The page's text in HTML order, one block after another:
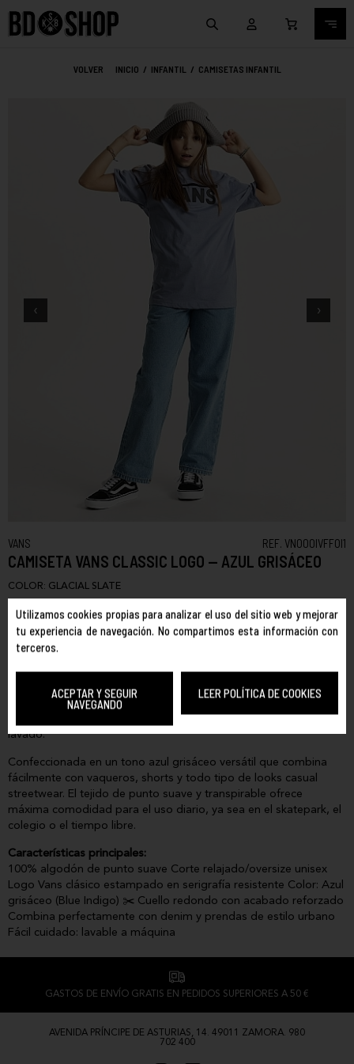
Utilizamos cookies propias para analizar el uso del sitio web y mejorar
tu experiencia de navegación. No compartimos esta información con
terceros.
ACEPTAR Y SEGUIR
NAVEGANDO
LEER POLÍTICA DE COOKIES
VOLVER INICIO / INFANTIL / CAMISETAS INFANTIL
‹ ›
CAMISETA VANS CLASSIC LOGO — AZUL GRISÁCEO
VANS REF. VN000IVFFOI1
COLOR: GLACIAL SLATE
M XL
Camiseta Vans Classic 100% algodón con el icónico logo 'VANS'
estampado en el pecho. Corte unisex de fit relajado (oversize),
ideal tanto para niño como para niña, con mangas cortas y
lavado.
Confeccionada en un tono azul grisáceo versátil que combina
fácilmente con vaqueros, shorts y todo tipo de looks casual
streetwear. El tejido de punto suave y transpirable ofrece
máxima comodidad para el uso diario, ya sea en el skatepark, el
colegio o el tiempo libre.
Características principales:
100% algodón de punto suave Corte relajado/oversize unisex
Logo Vans clásico estampado en serigrafía resistente Color: Azul
grisáceo (Blue Indigo) ✂️ Cuello redondo con acabado reforzado
Combina perfectamente con denim y prendas de estilo urbano
Fácil cuidado: lavable a máquina
GASTOS DE ENVÍO GRATIS EN PEDIDOS SUPERIORES A 50 €
AVENIDA PRÍNCIPE DE ASTURIAS, 14. 49011 ZAMORA. 980
702 400